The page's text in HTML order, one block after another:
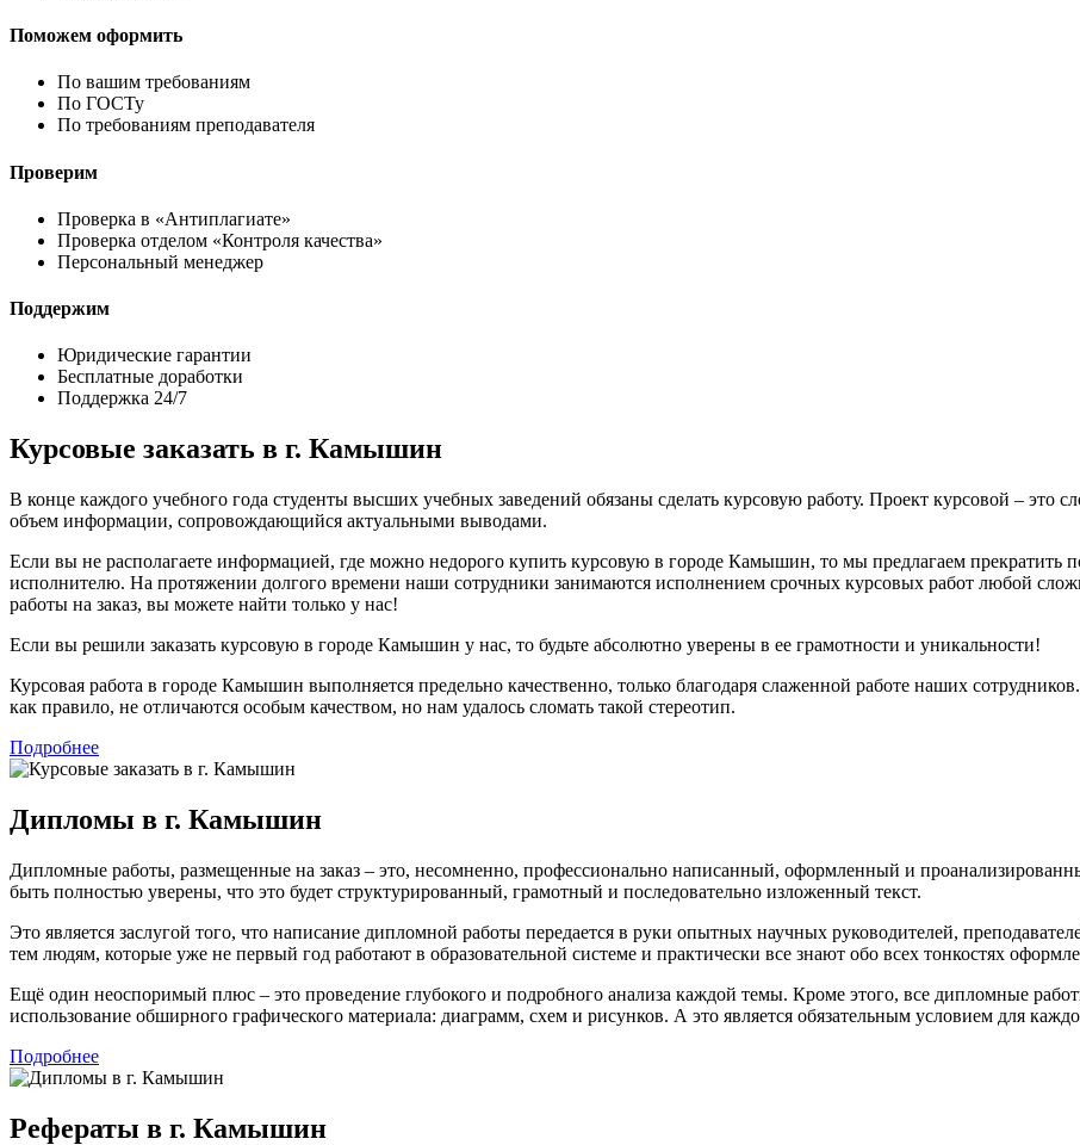
Поможем оформить
По вашим требованиям
По ГОСТу
По требованиям преподавателя
Проверим
Проверка в «Антиплагиате»
Проверка отделом «Контроля качества»
Персональный менеджер
Поддержим
Юридические гарантии
Бесплатные доработки
Поддержка 24/7
Курсовые заказать в г. Камышин
В конце каждого учебного года студенты высших учебных заведений обязаны сделать курсовую работу. Проект курсовой – это
объем информации, сопровождающийся актуальными выводами.
Если вы не располагаете информацией, где можно недорого купить курсовую в городе Камышин, то мы предлагаем прекратить
исполнителю. На протяжении долгого времени наши сотрудники занимаются исполнением срочных курсовых работ любой
работы на заказ, вы можете найти только у нас!
Если вы решили заказать курсовую в городе Камышин у нас, то будьте абсолютно уверены в ее грамотности и уникальности!
Курсовая работа в городе Камышин выполняется предельно качественно, только благодаря слаженной работе наших
как правило, не отличаются особым качеством, но нам удалось сломать такой стереотип.
Подробнее
Дипломы в г. Камышин
Дипломные работы, размещенные на заказ – это, несомненно, профессионально написанный, оформленный и
быть полностью уверены, что это будет структурированный, грамотный и последовательно изложенный текст.
Это является заслугой того, что написание дипломной работы передается в руки опытных научных руководителей,
тем людям, которые уже не первый год работают в образовательной системе и практически все знают обо всех тонкостях
Ещё один неоспоримый плюс – это проведение глубокого и подробного анализа каждой темы. Кроме этого, все дипломные
использование обширного графического материала: диаграмм, схем и рисунков. А это является обязательным условием для
Подробнее
Рефераты в г. Камышин